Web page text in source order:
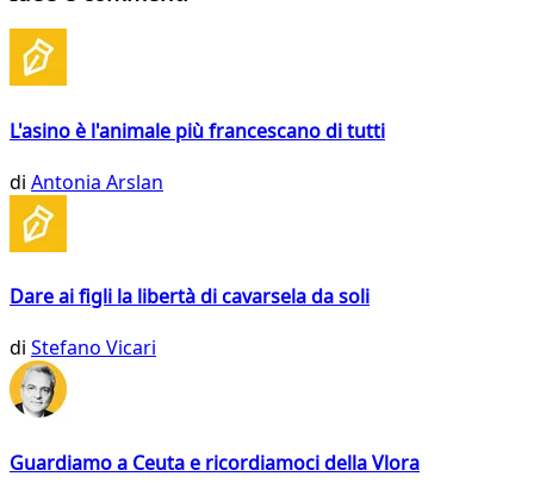
L'asino è l'animale più francescano di tutti
di Antonia Arslan
Dare ai figli la libertà di cavarsela da soli
di Stefano Vicari
Guardiamo a Ceuta e ricordiamoci della Vlora